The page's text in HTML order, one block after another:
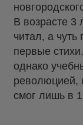
В возрасте 3
читал, а чуть
первые
однако
революцией,
смог лишь в